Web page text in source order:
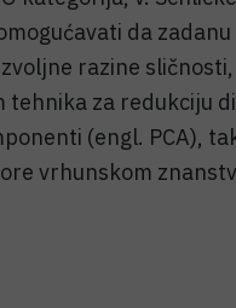
da
razine
tehnika za redukciju
(engl. PCA),
vrhunskom